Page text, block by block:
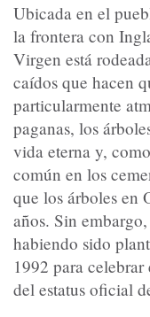
Ubicada en el
la frontera con
Virgen está
caídos que hacen
particularmente
paganas, los
vida eterna y,
común en los
que los árboles en
años. Sin
habiendo sido
1992 para
del estatus oficial